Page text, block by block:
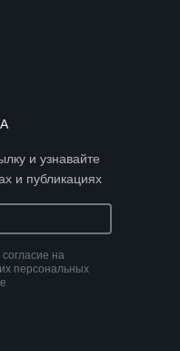
и узнавайте
и публикациях
на
персональных